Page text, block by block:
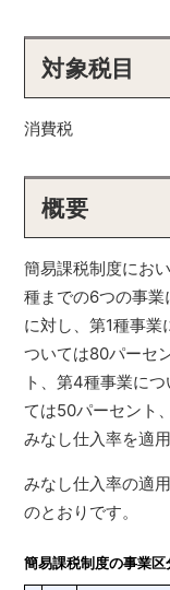
対象税目
消費税
概要
簡易課税制度にお
種までの6つの事
に対し、第1種事
ついては80パーセ
ト、第4種事業に
ては50パーセント
みなし仕入率を適
みなし仕入率の適
のとおりです。
簡易課税制度の事業区